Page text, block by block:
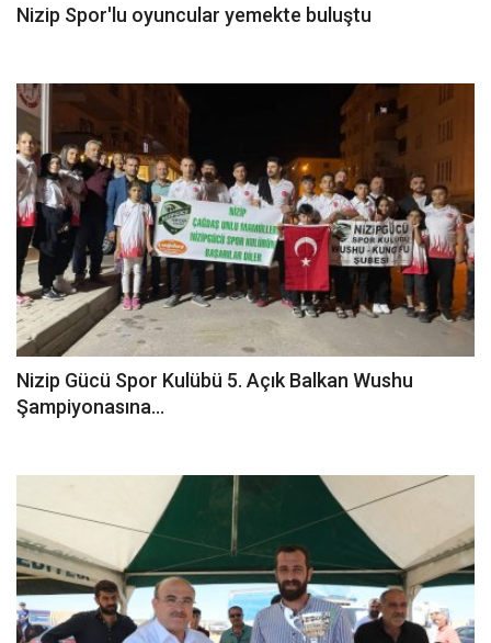
Nizip Spor'lu oyuncular yemekte buluştu
Nizip Gücü Spor Kulübü 5. Açık Balkan Wushu
Şampiyonasına...